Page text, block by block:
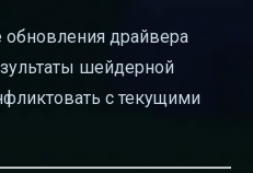
обновления драйвера
шейдерной
с текущими